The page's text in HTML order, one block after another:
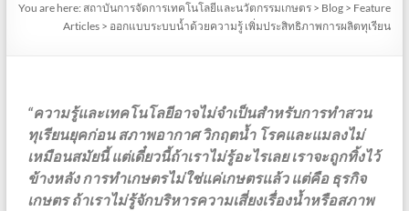
You are here: สถาบันการจัดการเทคโนโลยีและนวัตกรรมเกษตร > Blog > Feature
Articles > ออกแบบระบบน้ำด้วยความรู้ เพิ่มประสิทธิภาพการผลิตทุเรียน
“ความรู้และเทคโนโลยีอาจไม่จำเป็นสำหรับการทำสวน
ทุเรียนยุคก่อน สภาพอากาศ วิกฤตน้ำ โรคและแมลงไม่
เหมือนสมัยนี้ แต่เดี๋ยวนี้ถ้าเราไม่รู้อะไรเลย เราจะถูกทิ้งไว้
ข้างหลัง การทำเกษตรไม่ใช่แค่เกษตรแล้ว แต่คือ ธุรกิจ
เกษตร ถ้าเราไม่รู้จักบริหารความเสี่ยงเรื่องน้ำหรือสภาพ